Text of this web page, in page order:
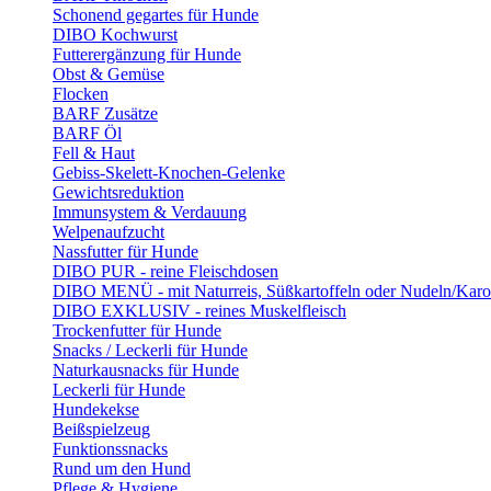
Schonend gegartes für Hunde
DIBO Kochwurst
Futterergänzung für Hunde
Obst & Gemüse
Flocken
BARF Zusätze
BARF Öl
Fell & Haut
Gebiss-Skelett-Knochen-Gelenke
Gewichtsreduktion
Immunsystem & Verdauung
Welpenaufzucht
Nassfutter für Hunde
DIBO PUR - reine Fleischdosen
DIBO MENÜ - mit Naturreis, Süßkartoffeln oder Nudeln/
DIBO EXKLUSIV - reines Muskelfleisch
Trockenfutter für Hunde
Snacks / Leckerli für Hunde
Naturkausnacks für Hunde
Leckerli für Hunde
Hundekekse
Beißspielzeug
Funktionssnacks
Rund um den Hund